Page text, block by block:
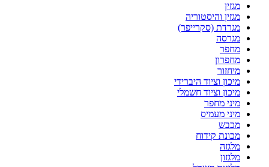
מגזין
מגזין והיסטוריה
מגרדת (סקרייפר)
מגרסה
מחפר
מחפרון
מיחזור
מיכון וציוד היברידי
מיכון וציוד חשמלי
מיני מחפר
מיני מעמיס
מכבש
מכונת קידוח
מלגזה
מלגזון